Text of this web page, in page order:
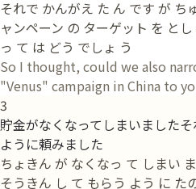
それで かんがえ た ん です が ち
ャンペーン の ターゲット を と
っ て は どう でしょ う
So I thought, could we also
"Venus" campaign in China to
3
貯金がなくなってしまいました
ように頼みました
ちょきん が なくなっ て しまい
そうきん し て もらう よう に た